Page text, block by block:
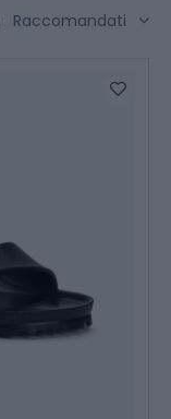
Raccomandati